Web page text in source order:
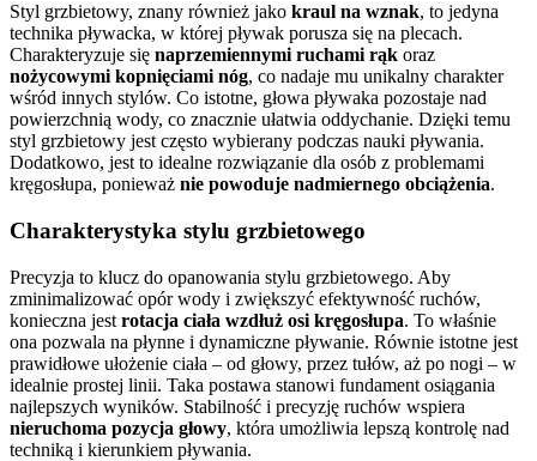
Styl grzbietowy, znany również jako kraul na wznak, to jedyna
technika pływacka, w której pływak porusza się na plecach.
Charakteryzuje się naprzemiennymi ruchami rąk oraz
nożycowymi kopnięciami nóg, co nadaje mu unikalny charakter
wśród innych stylów. Co istotne, głowa pływaka pozostaje nad
powierzchnią wody, co znacznie ułatwia oddychanie. Dzięki temu
styl grzbietowy jest często wybierany podczas nauki pływania.
Dodatkowo, jest to idealne rozwiązanie dla osób z problemami
kręgosłupa, ponieważ nie powoduje nadmiernego obciążenia.
Charakterystyka stylu grzbietowego
Precyzja to klucz do opanowania stylu grzbietowego. Aby
zminimalizować opór wody i zwiększyć efektywność ruchów,
konieczna jest rotacja ciała wzdłuż osi kręgosłupa. To właśnie
ona pozwala na płynne i dynamiczne pływanie. Równie istotne jest
prawidłowe ułożenie ciała – od głowy, przez tułów, aż po nogi – w
idealnie prostej linii. Taka postawa stanowi fundament osiągania
najlepszych wyników. Stabilność i precyzję ruchów wspiera
nieruchoma pozycja głowy, która umożliwia lepszą kontrolę nad
techniką i kierunkiem pływania.